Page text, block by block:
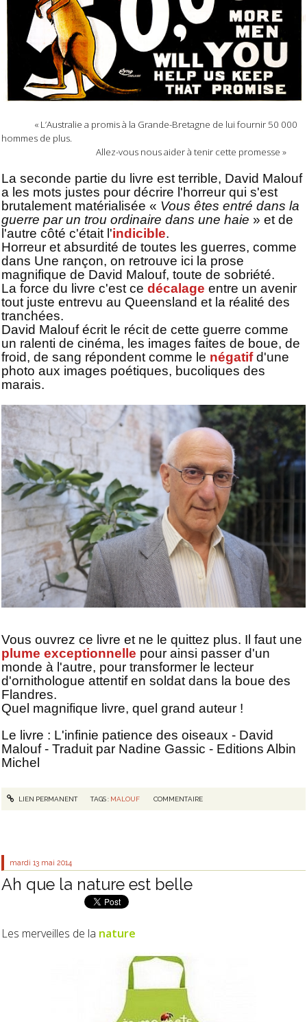
« L’Australie a promis à la Grande-Bretagne de lui fournir 50 000
hommes de plus.
Allez-vous nous aider à tenir cette promesse »
La seconde partie du livre est terrible, David Malouf
a les mots justes pour décrire l'horreur qui s'est
brutalement matérialisée « Vous êtes entré dans la
guerre par un trou ordinaire dans une haie » et de
l'autre côté c'était l'indicible.
Horreur et absurdité de toutes les guerres, comme
dans Une rançon, on retrouve ici la prose
magnifique de David Malouf, toute de sobriété.
La force du livre c'est ce décalage entre un avenir
tout juste entrevu au Queensland et la réalité des
tranchées.
David Malouf écrit le récit de cette guerre comme
un ralenti de cinéma, les images faites de boue, de
froid, de sang répondent comme le négatifd'une
photo aux images poétiques, bucoliques des
marais.
Vous ouvrez ce livre et ne le quittez plus. Il faut une
plume exceptionnelle pour ainsi passer d'un
monde à l'autre, pour transformer le lecteur
d'ornithologue attentif en soldat dans la boue des
Flandres.
Quel magnifique livre, quel grand auteur !
Le livre : L'infinie patience des oiseaux - David
Malouf - Traduit par Nadine Gassic - Editions Albin
Michel
LIEN PERMANENT TAGS : MALOUF COMMENTAIRE
mardi 13 mai 2014
Ah que la nature est belle
Les merveilles de la nature